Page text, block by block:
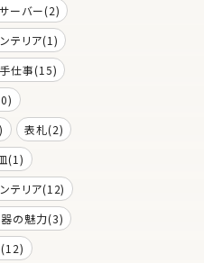
ーバー(2)
テリア(1)
仕事(15)
表札(2)
(1)
テリア(12)
の魅力(3)